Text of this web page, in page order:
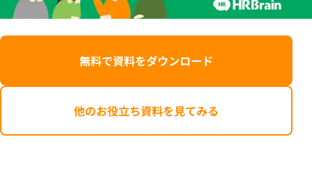
無料で資料をダウンロード
他のお役立ち資料を見てみる